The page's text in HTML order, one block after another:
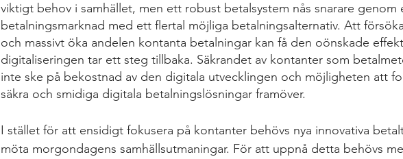
viktigt behov i samhället, men ett robust betalsystem nås snarare genom
betalningsmarknad med ett flertal möjliga betalningsalternativ. Att
och massivt öka andelen kontanta betalningar kan få den oönskade
digitaliseringen tar ett steg tillbaka. Säkrandet av kontanter som
inte ske på bekostnad av den digitala utvecklingen och möjligheten att
säkra och smidiga digitala betalningslösningar framöver.
I stället för att ensidigt fokusera på kontanter behövs nya innovativa
möta morgondagens samhällsutmaningar. För att uppnå detta behövs